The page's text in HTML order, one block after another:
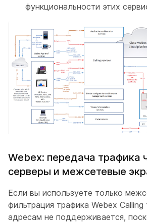
функциональности этих
Webex: передача трафика
серверы и межсетевые
Если вы используете только
фильтрация трафика Webex
адресам не поддерживается,